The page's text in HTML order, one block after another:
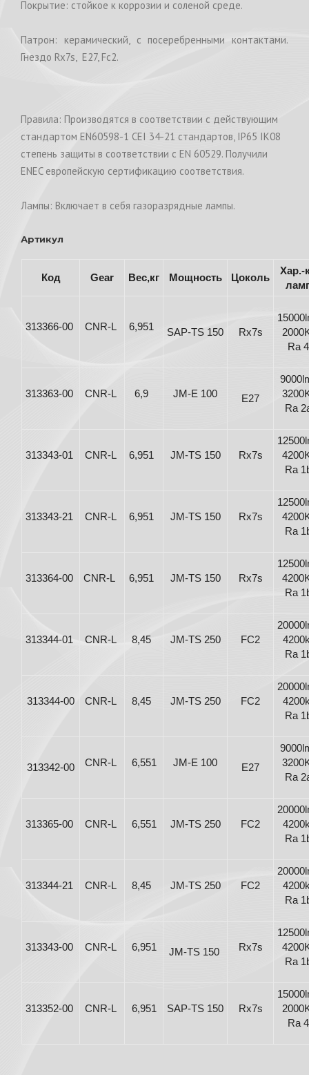
Покрытие: стойкое к коррозии и соленой среде.
Патрон: керамический, с посеребренными контактами.
Гнездо Rx7s, E27, Fc2.
Правила: Производятся в соответствии с действующим
стандартом EN60598-1 CEI 34-21 стандартов, IP65 IK08
степень защиты в соответствии с EN 60529. Получили
ENEC европейскую сертификацию соответствия.
Лампы: Включает в себя газоразрядные лампы.
Артикул
Код Gear Вес,кг Мощность Цоколь
Хар.-
313366-00 CNR-L 6,951 SAP-TS 150 Rx7s
Ra 4
313363-00 CNR-L 6,9 JM-E 100 E27
Ra
313343-01 CNR-L 6,951 JM-TS 150 Rx7s
Ra
313343-21 CNR-L 6,951 JM-TS 150 Rx7s
Ra
313364-00 CNR-L 6,951 JM-TS 150 Rx7s
Ra
313344-01 CNR-L 8,45 JM-TS 250 FC2
Ra
313344-00 CNR-L 8,45 JM-TS 250 FC2
Ra
313342-00 CNR-L 6,551 JM-E 100 E27
Ra
313365-00 CNR-L 6,551 JM-TS 250 FC2
Ra
313344-21 CNR-L 8,45 JM-TS 250 FC2
Ra
313343-00 CNR-L 6,951 JM-TS 150 Rx7s
Ra
313352-00 CNR-L 6,951 SAP-TS 150 Rx7s
Ra 4